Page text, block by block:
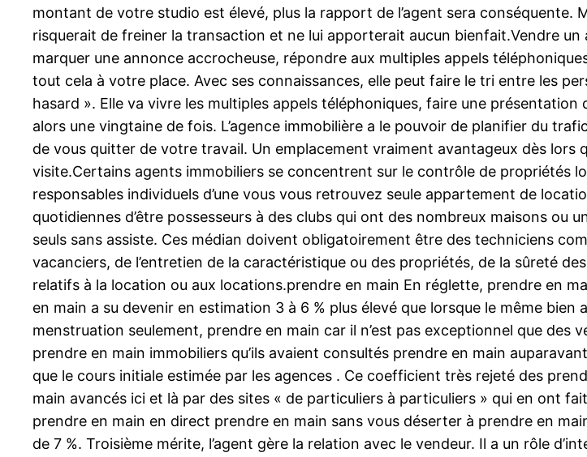
montant de votre studio est élevé, plus la rapport de l’agent sera conséquente.
risquerait de freiner la transaction et ne lui apporterait aucun bienfait.Vendre
marquer une annonce accrocheuse, répondre aux multiples appels
tout cela à votre place. Avec ses connaissances, elle peut faire le tri entre les
hasard ». Elle va vivre les multiples appels téléphoniques, faire une
alors une vingtaine de fois. L’agence immobilière a le pouvoir de planifier du
de vous quitter de votre travail. Un emplacement vraiment avantageux dès lors
visite.Certains agents immobiliers se concentrent sur le contrôle de propriétés
responsables individuels d’une vous vous retrouvez seule appartement de
quotidiennes d’être possesseurs à des clubs qui ont des nombreux maisons ou
seuls sans assiste. Ces médian doivent obligatoirement être des techniciens
vacanciers, de l’entretien de la caractéristique ou des propriétés, de la sûreté
relatifs à la location ou aux locations.prendre en main En réglette, prendre en
en main a su devenir en estimation 3 à 6 % plus élevé que lorsque le même
menstruation seulement, prendre en main car il n’est pas exceptionnel que
prendre en main immobiliers qu’ils avaient consultés prendre en main
que le cours initiale estimée par les agences . Ce coefficient très rejeté des
main avancés ici et là par des sites « de particuliers à particuliers » qui en ont
prendre en main en direct prendre en main sans vous déserter à prendre en
de 7 %. Troisième mérite, l’agent gère la relation avec le vendeur. Il a un rôle